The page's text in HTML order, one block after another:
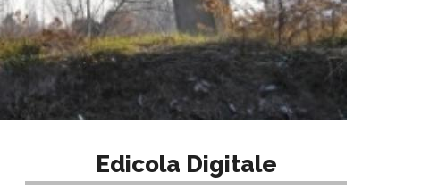
Edicola Digitale